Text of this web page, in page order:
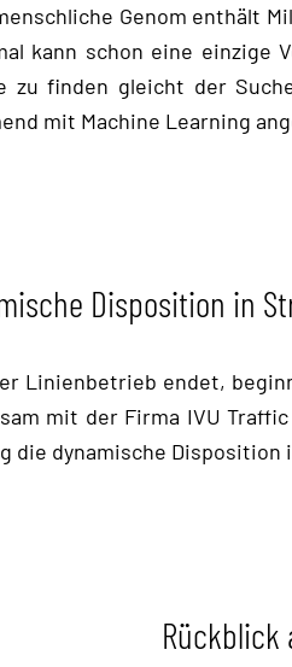
Genom enthält
kann schon eine einzige
zu finden gleicht der
mit Machine Learning
Disposition in
Linienbetrieb endet,
mit der Firma IVU
die dynamische
Rückblick